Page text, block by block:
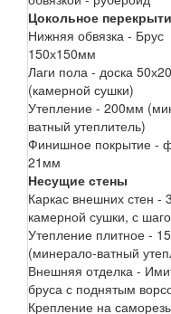
Цокольное
Нижняя обвязка - Брус
150х150мм
Лаги пола - доска
(камерной сушки)
Утепление - 200мм
ватный утеплитель)
Финишное покрытие -
21мм
Несущие стены
Каркас внешних стен -
камерной сушки, с
Утепление плитное -
(минерало-ватный
Внешняя отделка -
бруса с поднятым
Крепление на